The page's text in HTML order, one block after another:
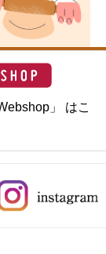
」 はこ